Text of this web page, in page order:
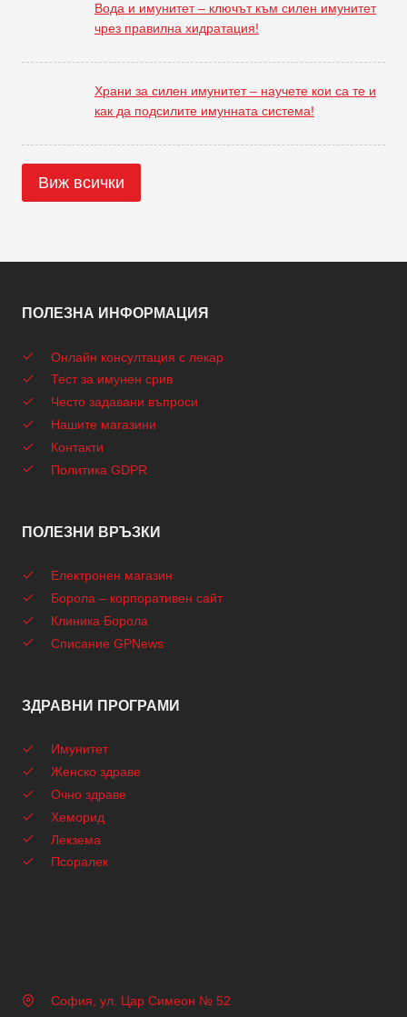
Вода и имунитет – ключът към силен имунитет
чрез правилна хидратация!
Храни за силен имунитет – научете кои са те и
как да подсилите имунната система!
Виж всички
ПОЛЕЗНА ИНФОРМАЦИЯ
Онлайн консултация с лекар
Тест за имунен срив
Често задавани въпроси
Нашите магазини
Контакти
Политика GDPR
ПОЛЕЗНИ ВРЪЗКИ
Електронен магазин
Борола – корпоративен сайт
Клиника Борола
Списание GPNews
ЗДРАВНИ ПРОГРАМИ
Имунитет
Женско здраве
Очно здраве
Хеморид
Лекзема
Псоралек
София, ул. Цар Симеон № 52